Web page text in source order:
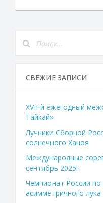
СВЕЖИЕ ЗАПИСИ
XVII-й ежегодный
Тайкай»
Лучники Сборной
солнечного Ханоя
Международные
сентябрь 2025г
Чемпионат России по
асимметричного лука